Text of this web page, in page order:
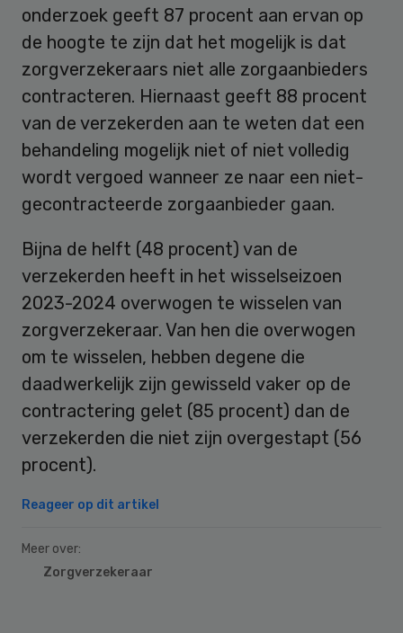
onderzoek geeft 87 procent aan ervan op
de hoogte te zijn dat het mogelijk is dat
zorgverzekeraars niet alle zorgaanbieders
contracteren. Hiernaast geeft 88 procent
van de verzekerden aan te weten dat een
behandeling mogelijk niet of niet volledig
wordt vergoed wanneer ze naar een niet-
gecontracteerde zorgaanbieder gaan.
Bijna de helft (48 procent) van de
verzekerden heeft in het wisselseizoen
2023-2024 overwogen te wisselen van
zorgverzekeraar. Van hen die overwogen
om te wisselen, hebben degene die
daadwerkelijk zijn gewisseld vaker op de
contractering gelet (85 procent) dan de
verzekerden die niet zijn overgestapt (56
procent).
Reageer op dit artikel
Meer over:
Zorgverzekeraar